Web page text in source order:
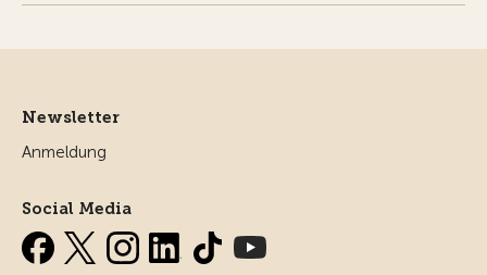
Newsletter
Anmeldung
Social Media